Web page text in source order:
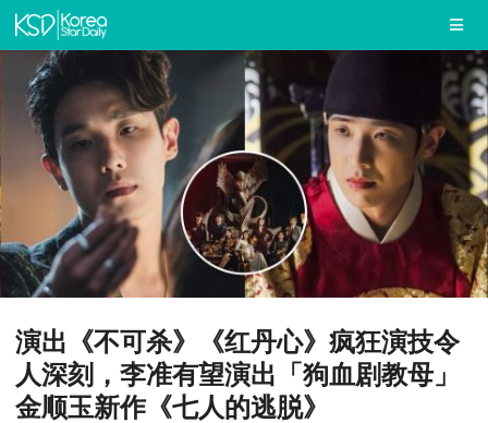
演出《不可杀》《红丹心》疯狂演技令
人深刻，李准有望演出「狗血剧教母」
金顺玉新作《七人的逃脱》